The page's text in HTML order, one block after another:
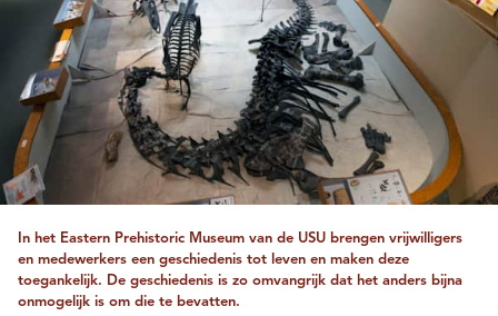
In het Eastern Prehistoric Museum van de USU brengen vrijwilligers
en medewerkers een geschiedenis tot leven en maken deze
toegankelijk. De geschiedenis is zo omvangrijk dat het anders bijna
onmogelijk is om die te bevatten.